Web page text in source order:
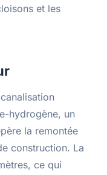
et les
hydrogène, un
la remontée
construction. La
ce qui